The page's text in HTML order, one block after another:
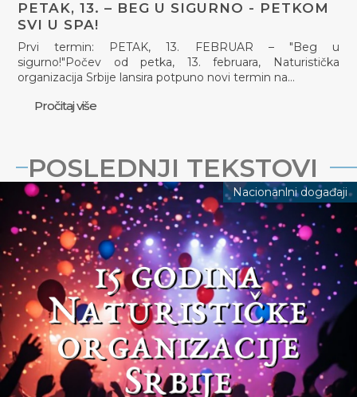
PETAK, 13. – BEG U SIGURNO - PETKOM
SVI U SPA!
Prvi termin: PETAK, 13. FEBRUAR – "Beg u
sigurno!"Počev od petka, 13. februara, Naturistička
organizacija Srbije lansira potpuno novi termin na…
Pročitaj više
POSLEDNJI TEKSTOVI
Nacionanlni događaji